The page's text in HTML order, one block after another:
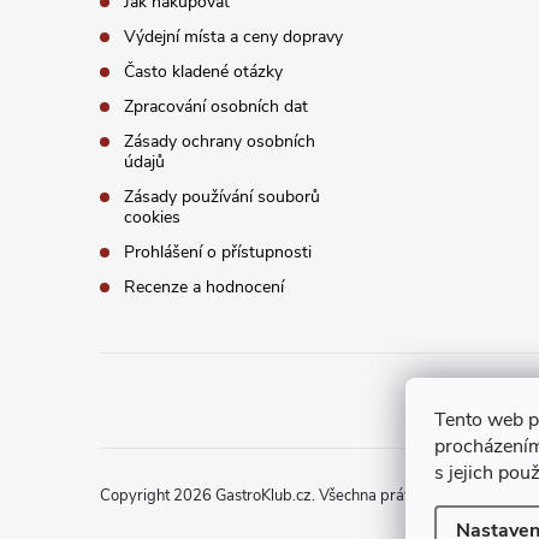
Tento web
s jejich
Výdejní místa a ceny dopravy
Často kladené otázky
Zpracování osobních dat
Zásady ochrany osobních
údajů
Zásady používání souborů
cookies
Prohlášení o přístupnosti
Recenze a hodnocení
Copyright 2026 GastroKlub.cz. Všechna práva vyhrazena.